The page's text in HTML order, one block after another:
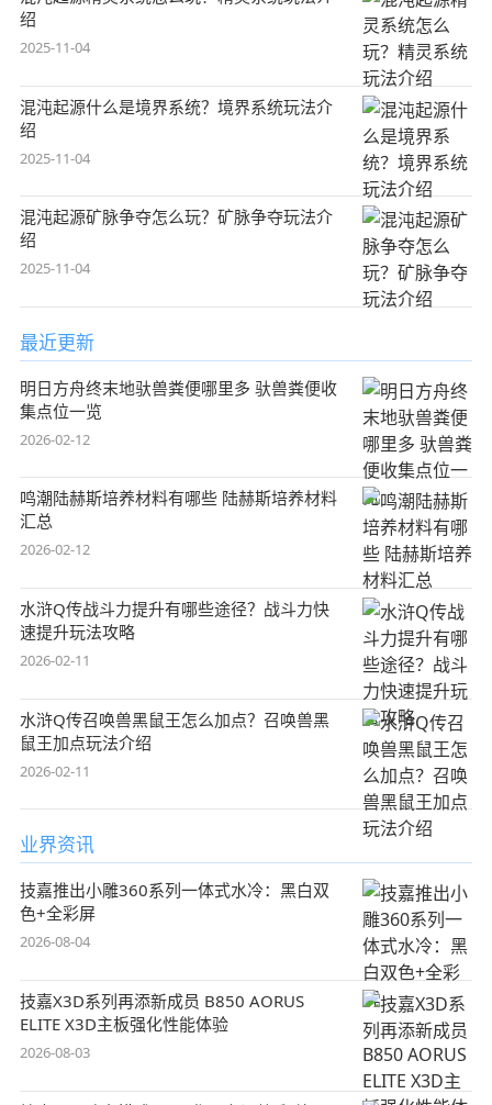
绍
2025-11-04
混沌起源什么是境界系统？境界系统玩法介
绍
2025-11-04
混沌起源矿脉争夺怎么玩？矿脉争夺玩法介
绍
2025-11-04
最近更新
明日方舟终末地驮兽粪便哪里多 驮兽粪便收
集点位一览
2026-02-12
鸣潮陆赫斯培养材料有哪些 陆赫斯培养材料
汇总
2026-02-12
水浒Q传战斗力提升有哪些途径？战斗力快
速提升玩法攻略
2026-02-11
水浒Q传召唤兽黑鼠王怎么加点？召唤兽黑
鼠王加点玩法介绍
2026-02-11
业界资讯
技嘉推出小雕360系列一体式水冷：黑白双
色+全彩屏
2026-08-04
技嘉X3D系列再添新成员 B850 AORUS
ELITE X3D主板强化性能体验
2026-08-03